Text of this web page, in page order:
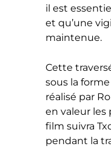
il est
et qu’une
maintenue.
Cette
sous la
réalisé par
en valeur les
film suivra
pendant la